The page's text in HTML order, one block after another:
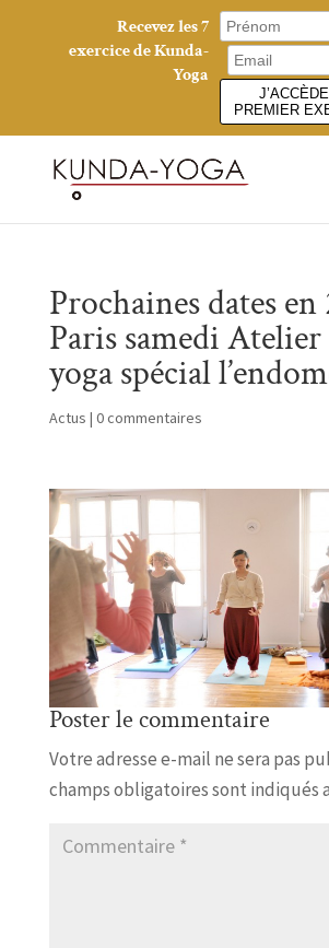
Prochaines dates en
Paris samedi
yoga spécial
Actus | 0 commentaires
Poster le commentaire
Votre adresse e-mail ne sera pas
champs obligatoires sont indiqués
Recevez les 7
exercice de Kunda-
Yoga
PREMIER